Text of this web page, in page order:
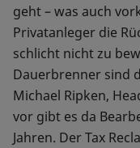
geht – was auch
Privatanleger die
schlicht nicht zu
Dauerbrenner sind
Michael Ripken,
vor gibt es da
Jahren. Der Tax